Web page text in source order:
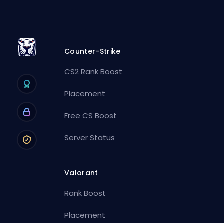
Counter-Strike
CS2 Rank Boost
Placement
Free CS Boost
Server Status
Valorant
Rank Boost
Placement